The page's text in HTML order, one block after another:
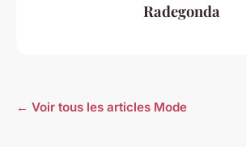
Radegonda
← Voir tous les articles Mode